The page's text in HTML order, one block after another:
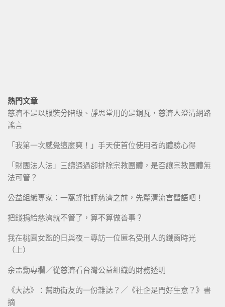
熱門文章
慈濟不是以服裝分階級、靜思堂用的是銅瓦，慈濟人澄清網路
謠言
「我第一次感覺這麼爽！」手天使首位使用者的體驗心得
「財團法人法」三讀通過卻排除宗教團體，是否讓宗教團體無
法可管？
公益組織專家：一窩蜂批評慈濟之前，先釐清流言蜚語吧！
把錢捐給慈濟就不管了，算不算做善事？
我在桃園女監的日與夜－專訪一位匿名受刑人的鐵窗時光
（上）
余孟勳專欄／從慈濟看台灣公益組織的財務透明
《大誌》：幫助街友的一份雜誌？／《社企是門好生意？》書
摘